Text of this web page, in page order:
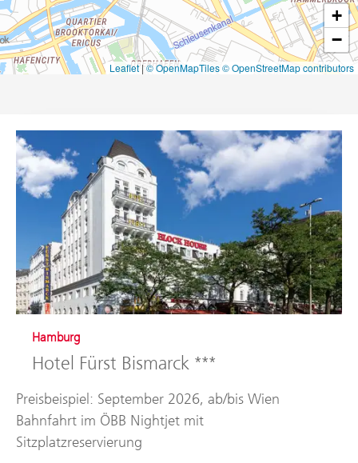
+
−
Leaflet |© OpenMapTiles© OpenStreetMap contributors
Hamburg
Hotel Fürst Bismarck ***
Preisbeispiel: September 2026, ab/bis Wien
Bahnfahrt im ÖBB Nightjet mit
Sitzplatzreservierung